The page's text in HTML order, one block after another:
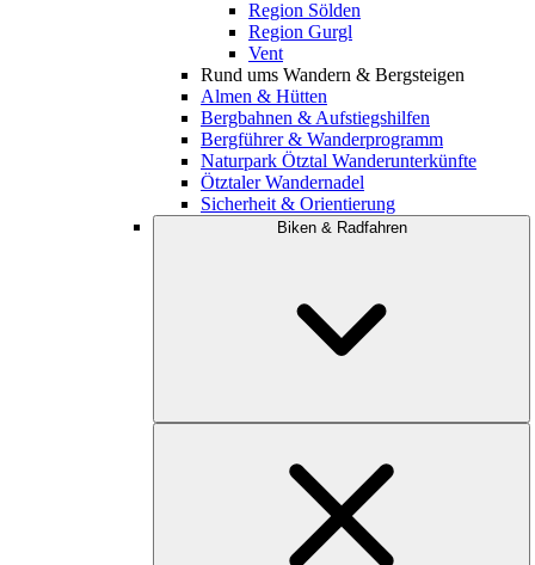
Region Sölden
Region Gurgl
Vent
Rund ums Wandern & Bergsteigen
Almen & Hütten
Bergbahnen & Aufstiegshilfen
Bergführer & Wanderprogramm
Naturpark Ötztal Wanderunterkünfte
Ötztaler Wandernadel
Sicherheit & Orientierung
Biken & Radfahren